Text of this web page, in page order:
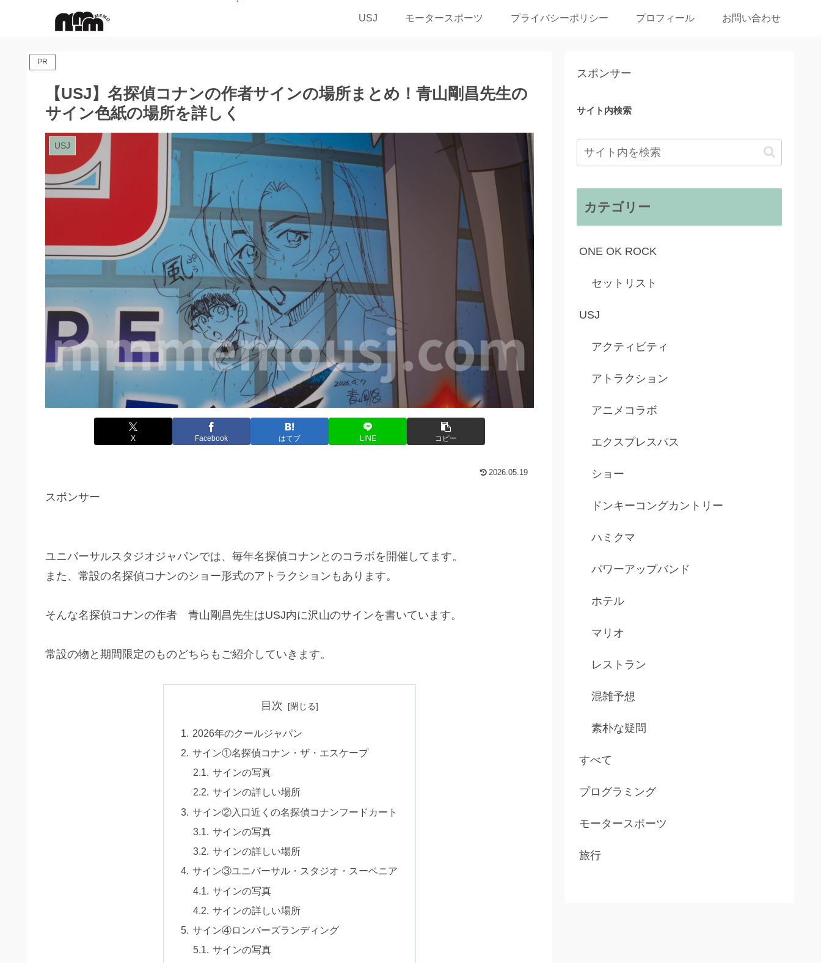
USJ モータースポーツ プライバシーポリシー プロフィール お問い合わせ
PR
【USJ】名探偵コナンの作者サインの場所まとめ！青山剛昌先生の
サイン色紙の場所を詳しく
USJ
X Facebook はてブ LINE コピー
2026.05.19
スポンサー
ユニバーサルスタジオジャパンでは、毎年名探偵コナンとのコラボを開催してます。
また、常設の名探偵コナンのショー形式のアトラクションもあります。
そんな名探偵コナンの作者 青山剛昌先生はUSJ内に沢山のサインを書いています。
常設の物と期間限定のものどちらもご紹介していきます。
目次
2026年のクールジャパン
サイン①名探偵コナン・ザ・エスケープ
サインの写真
サインの詳しい場所
サイン②入口近くの名探偵コナンフードカート
サインの写真
サインの詳しい場所
サイン③ユニバーサル・スタジオ・スーベニア
サインの写真
サインの詳しい場所
サイン④ロンバーズランディング
サインの写真
スポンサー
サイト内検索
カテゴリー
ONE OK ROCK
セットリスト
USJ
アクティビティ
アトラクション
アニメコラボ
エクスプレスパス
ショー
ドンキーコングカントリー
ハミクマ
パワーアップバンド
ホテル
マリオ
レストラン
混雑予想
素朴な疑問
すべて
プログラミング
モータースポーツ
旅行